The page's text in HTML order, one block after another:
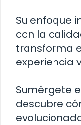
Su enfoque
con la
transforma
experiencia
Sumérgete
descubre